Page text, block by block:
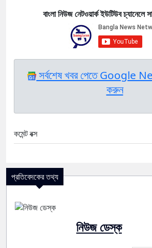
বাংলা নিউজ নেটওয়ার্ক ইউটিউব চ্যানেলে
সর্বশেষ খবর পেতে Google
করুন
কমেন্ট বক্স
প্রতিবেদকের তথ্য
নিউজ ডেস্ক